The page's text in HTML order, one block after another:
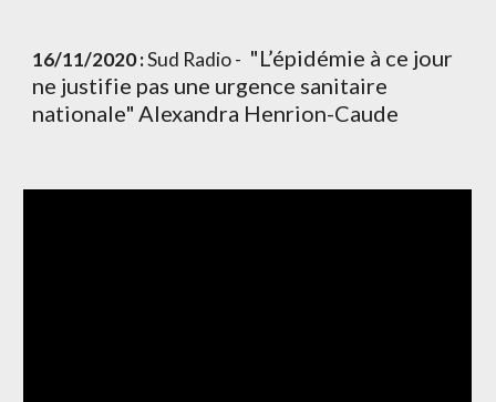
16/11/2020 : Sud Radio - "L’épidémie à ce jour
ne justifie pas une urgence sanitaire
nationale" Alexandra Henrion-Caude